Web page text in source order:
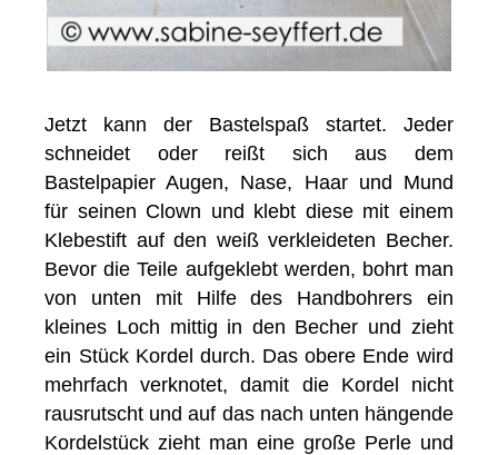
Jetzt kann der Bastelspaß startet. Jeder
schneidet oder reißt sich aus dem
Bastelpapier Augen, Nase, Haar und Mund
für seinen Clown und klebt diese mit einem
Klebestift auf den weiß verkleideten Becher.
Bevor die Teile aufgeklebt werden, bohrt man
von unten mit Hilfe des Handbohrers ein
kleines Loch mittig in den Becher und zieht
ein Stück Kordel durch. Das obere Ende wird
mehrfach verknotet, damit die Kordel nicht
rausrutscht und auf das nach unten hängende
Kordelstück zieht man eine große Perle und